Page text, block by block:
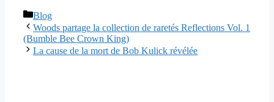
Catégories
Blog
Woods partage la collection de raretés Reflections Vol. 1
(Bumble Bee Crown King)
La cause de la mort de Bob Kulick révélée